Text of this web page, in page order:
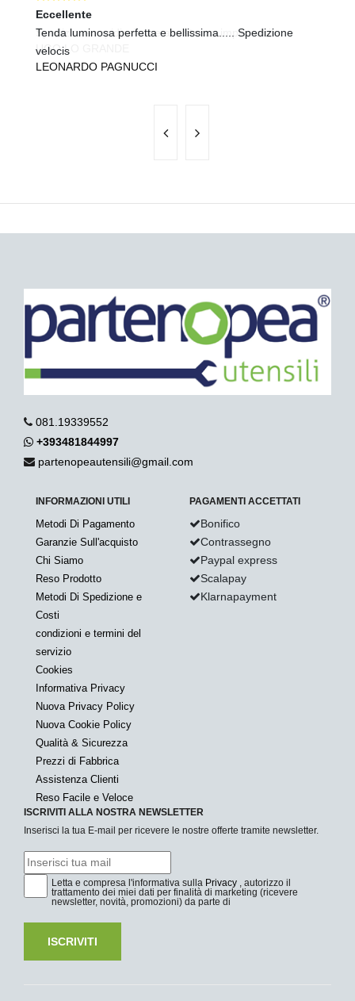
Eccellente
Tenda luminosa perfetta e bellissima..... Spedizione
velocis
LEONARDO PAGNUCCI
081.19339552
+393481844997
partenopeautensili@gmail.com
INFORMAZIONI UTILI
Metodi Di Pagamento
Garanzie Sull'acquisto
Chi Siamo
Reso Prodotto
Metodi Di Spedizione e
Costi
condizioni e termini del
servizio
Cookies
Informativa Privacy
Nuova Privacy Policy
Nuova Cookie Policy
Qualità & Sicurezza
Prezzi di Fabbrica
Assistenza Clienti
Reso Facile e Veloce
PAGAMENTI ACCETTATI
Bonifico
Contrassegno
Paypal express
Scalapay
Klarnapayment
ISCRIVITI ALLA NOSTRA NEWSLETTER
Inserisci la tua E-mail per ricevere le nostre offerte tramite newsletter.
Letta e compresa l'informativa sulla Privacy , autorizzo il
trattamento dei miei dati per finalità di marketing (ricevere
newsletter, novità, promozioni) da parte di
ISCRIVITI